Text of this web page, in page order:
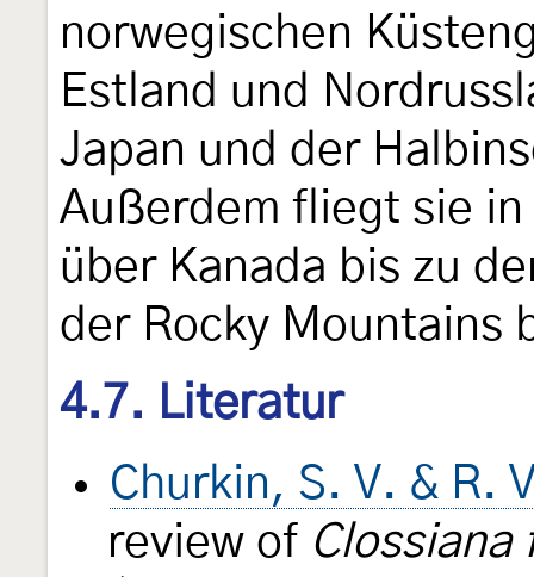
norwegischen
Estland und
Japan und der
Außerdem fliegt sie in
über Kanada bis zu
der Rocky Mountains
4.7. Literatur
Churkin, S. V. & R.
review of Clossiana